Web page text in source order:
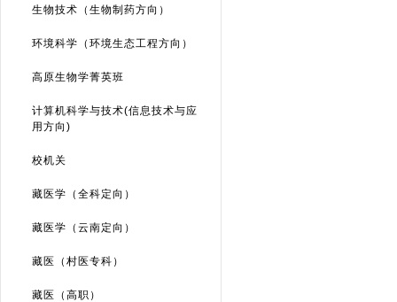
生物技术（生物制药方向）
环境科学（环境生态工程方向）
高原生物学菁英班
计算机科学与技术(信息技术与应
用方向)
校机关
藏医学（全科定向）
藏医学（云南定向）
藏医（村医专科）
藏医（高职）